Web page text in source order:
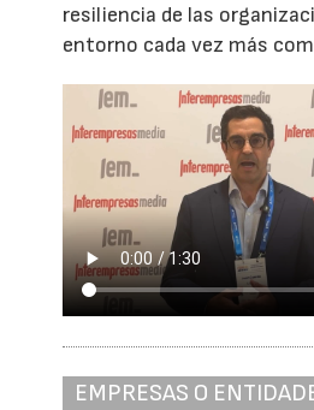
resiliencia de las
entorno cada vez más
EMPRESAS O